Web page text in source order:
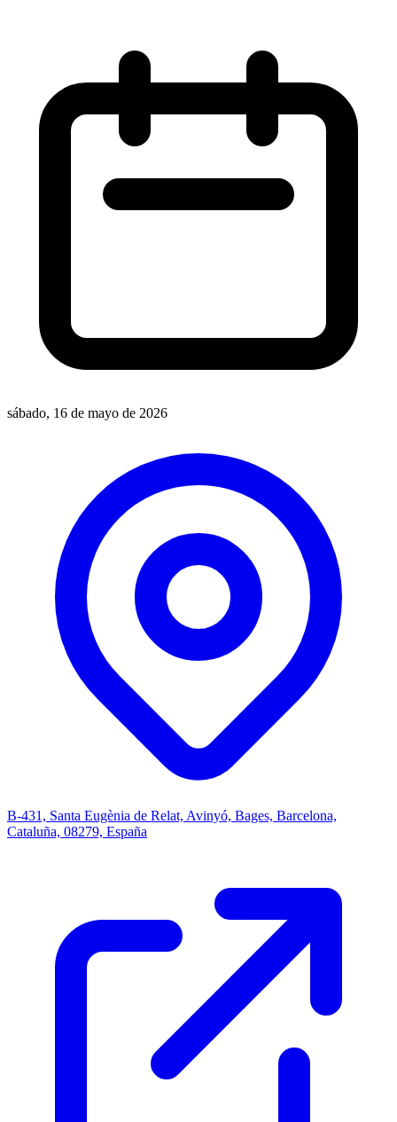
sábado, 16 de mayo de 2026
B-431, Santa Eugènia de Relat, Avinyó, Bages, Barcelona,
Cataluña, 08279, España